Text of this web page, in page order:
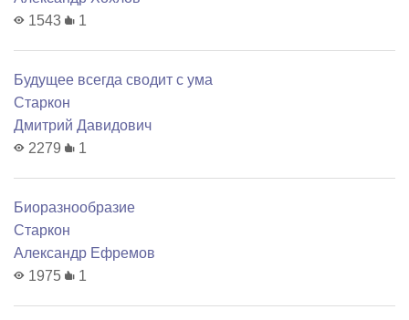
1543
1
Будущее всегда сводит с ума
Старкон
Дмитрий Давидович
2279
1
Биоразнообразие
Старкон
Александр Ефремов
1975
1